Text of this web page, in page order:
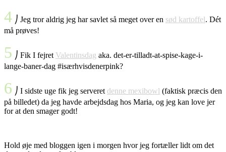
4 ⎠ Jeg tror aldrig jeg har savlet så meget over en sød kartoffel. Dét
må prøves!
5 ⎠ Fik I fejret Valentinsdag aka. det-er-tilladt-at-spise-kage-i-
lange-baner-dag #isærhvisdenerpink?
6 ⎠ I sidste uge fik jeg serveret denne mexibowl (faktisk præcis den
på billedet) da jeg havde arbejdsdag hos Maria, og jeg kan love jer
for at den smager godt!
Hold øje med bloggen igen i morgen hvor jeg fortæller lidt om det